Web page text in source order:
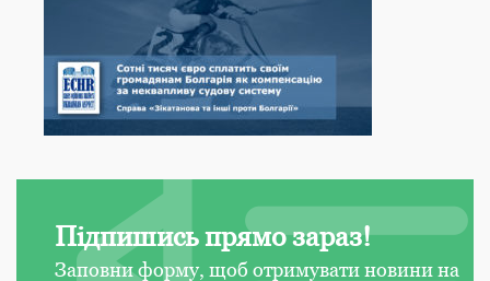
Підпишись прямо зараз!
Заповни форму, щоб отримувати новини на